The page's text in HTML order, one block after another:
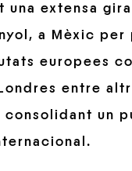
una extensa
a Mèxic per
europees
entre
un